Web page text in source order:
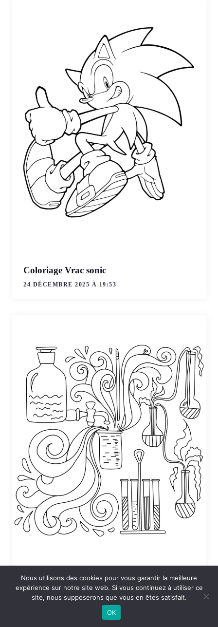
Coloriage Vrac sonic
24 DÉCEMBRE 2025 À 19:53
Coloriage Sciences en vrac
24 DÉCEMBRE 2025 À 19:53
Nous utilisons des cookies pour vous garantir la meilleure
expérience sur notre site web. Si vous continuez à utiliser ce
site, nous supposerons que vous en êtes satisfait.
OK